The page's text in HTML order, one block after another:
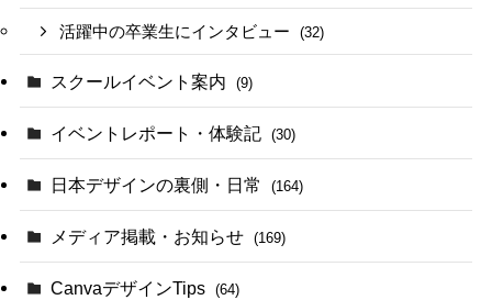
活躍中の卒業生にインタビュー (32)
スクールイベント案内 (9)
イベントレポート・体験記 (30)
日本デザインの裏側・日常 (164)
メディア掲載・お知らせ (169)
CanvaデザインTips (64)